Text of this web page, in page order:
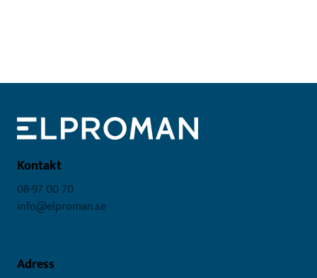
Kontakt
08-97 00 70
info@elproman.se
Adress